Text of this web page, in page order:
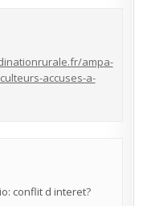
ampa-
accuses-a-
conflit d interet?